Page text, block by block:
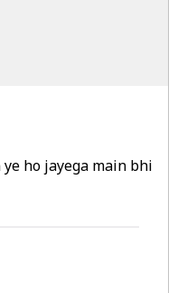
ho jayega main bhi